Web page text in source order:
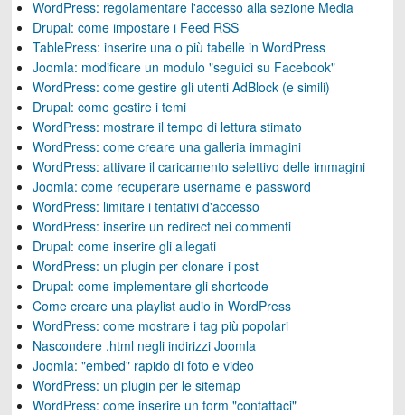
WordPress: regolamentare l'accesso alla sezione Media
Drupal: come impostare i Feed RSS
TablePress: inserire una o più tabelle in WordPress
Joomla: modificare un modulo "seguici su Facebook"
WordPress: come gestire gli utenti AdBlock (e simili)
Drupal: come gestire i temi
WordPress: mostrare il tempo di lettura stimato
WordPress: come creare una galleria immagini
WordPress: attivare il caricamento selettivo delle immagini
Joomla: come recuperare username e password
WordPress: limitare i tentativi d'accesso
WordPress: inserire un redirect nei commenti
Drupal: come inserire gli allegati
WordPress: un plugin per clonare i post
Drupal: come implementare gli shortcode
Come creare una playlist audio in WordPress
WordPress: come mostrare i tag più popolari
Nascondere .html negli indirizzi Joomla
Joomla: "embed" rapido di foto e video
WordPress: un plugin per le sitemap
WordPress: come inserire un form "contattaci"